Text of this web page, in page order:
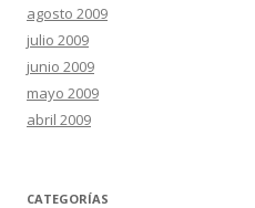
agosto 2009
julio 2009
junio 2009
mayo 2009
abril 2009
CATEGORÍAS